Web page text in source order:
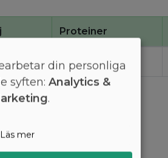
Proteiner
12
din personliga
syften: Analytics &
.
Läs mer